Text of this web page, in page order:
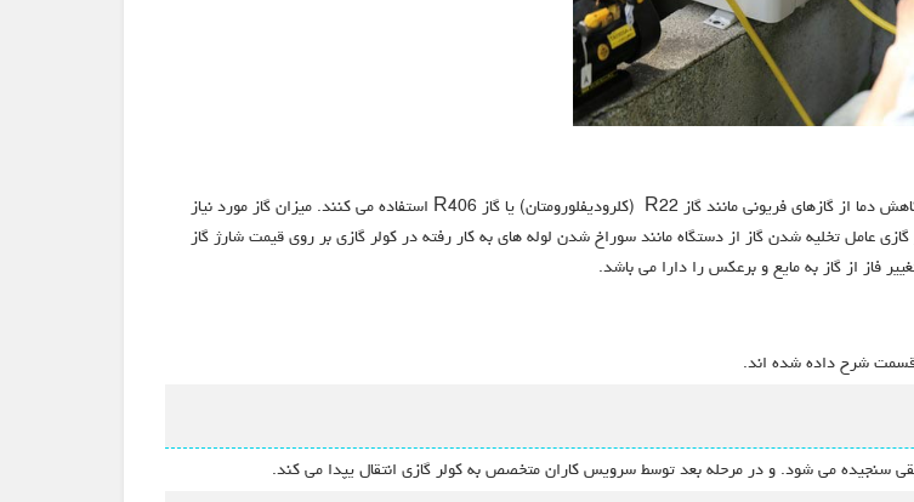
سیستم های تهویه مطبوع مانند کولر گازی، کولر ماشین، اسپلیت و داکت اسپلیت برای کاهش دما از گازهای فریونی مانند گاز R22 (کلرودیفلورومتان) یا گاز R406 استفاده می کنند. میزان گاز مورد نیاز
عامل تخلیه شدن گاز از دستگاه مانند سوراخ شدن لوله های به کار رفته در کولر گازی بر روی قیمت شارژ گاز
فاز از گاز به مایع و برعکس را دارا می باشد.
قسمت شرح داده شده اند.
سنجیده می شود. و در مرحله بعد توسط سرویس کاران متخصص به کولر گازی انتقال یپدا می کند.